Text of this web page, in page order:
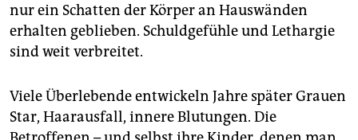
nur ein Schatten der Körper an Hauswänden
erhalten geblieben. Schuldgefühle und Lethargie
sind weit verbreitet.
Viele Überlebende entwickeln Jahre später Grauen
Star, Haarausfall, innere Blutungen. Die